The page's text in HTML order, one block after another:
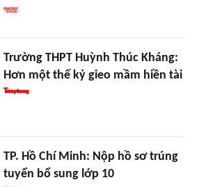
Trường THPT Huỳnh Thúc Kháng:
Hơn một thế kỷ gieo mầm hiền tài
TP. Hồ Chí Minh: Nộp hồ sơ trúng
tuyển bổ sung lớp 10